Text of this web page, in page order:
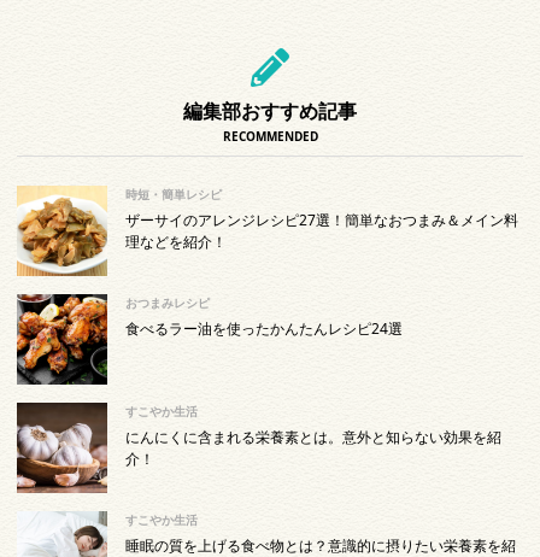
編集部おすすめ記事
RECOMMENDED
時短・簡単レシピ
ザーサイのアレンジレシピ27選！簡単なおつまみ＆メイン料
理などを紹介！
おつまみレシピ
食べるラー油を使ったかんたんレシピ24選
すこやか生活
にんにくに含まれる栄養素とは。意外と知らない効果を紹
介！
すこやか生活
睡眠の質を上げる食べ物とは？意識的に摂りたい栄養素を紹